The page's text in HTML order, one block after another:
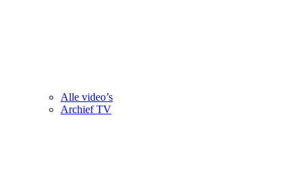
Alle video’s
Archief TV